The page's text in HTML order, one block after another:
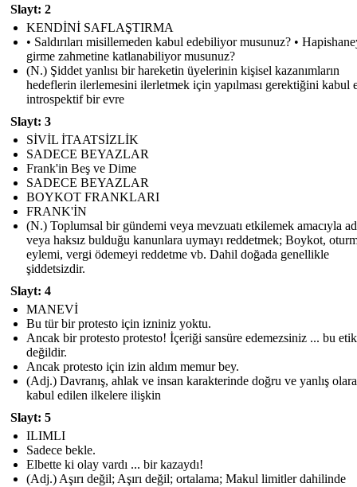
Slayt: 2
KENDİNİ SAFLAŞTIRMA
• Saldırıları misillemeden kabul edebiliyor musunuz? •
girme zahmetine katlanabiliyor musunuz?
(N.) Şiddet yanlısı bir hareketin üyelerinin kişisel kazanımların
hedeflerin ilerlemesini ilerletmek için yapılması gerektiğini kabul
introspektif bir evre
Slayt: 3
SİVİL İTAATSİZLİK
SADECE BEYAZLAR
Frank'in Beş ve Dime
SADECE BEYAZLAR
BOYKOT FRANKLARI
FRANK'İN
(N.) Toplumsal bir gündemi veya mevzuatı etkilemek amacıyla
veya haksız bulduğu kanunlara uymayı reddetmek; Boykot,
eylemi, vergi ödemeyi reddetme vb. Dahil doğada genellikle
şiddetsizdir.
Slayt: 4
MANEVİ
Bu tür bir protesto için izniniz yoktu.
Ancak bir protesto protesto! İçeriği sansüre edemezsiniz ... bu etik
değildir.
Ancak protesto için izin aldım memur bey.
(Adj.) Davranış, ahlak ve insan karakterinde doğru ve yanlış
kabul edilen ilkelere ilişkin
Slayt: 5
ILIMLI
Sadece bekle.
Elbette ki olay vardı ... bir kazaydı!
(Adj.) Aşırı değil; Aşırı değil; ortalama; Makul limitler dahilinde